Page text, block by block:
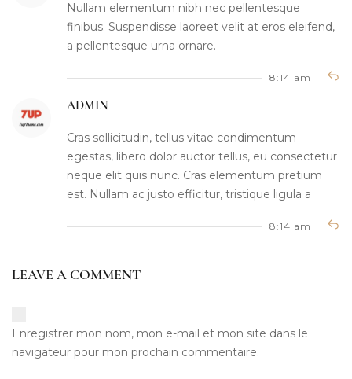
Nullam elementum nibh nec pellentesque
finibus. Suspendisse laoreet velit at eros eleifend,
a pellentesque urna ornare.
8:14 am
ADMIN
Cras sollicitudin, tellus vitae condimentum
egestas, libero dolor auctor tellus, eu consectetur
neque elit quis nunc. Cras elementum pretium
est. Nullam ac justo efficitur, tristique ligula a
8:14 am
LEAVE A COMMENT
Enregistrer mon nom, mon e-mail et mon site dans le
navigateur pour mon prochain commentaire.